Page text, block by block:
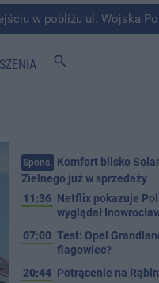
Wojska Polskiego doszło do potrącenia
search
Spons. Komfort blisko
Zielnego już w sprzedaży
11:36 Netflix pokazuje
wyglądał
07:00 Test: Opel
flagowiec?
20:44 Potrącenie na